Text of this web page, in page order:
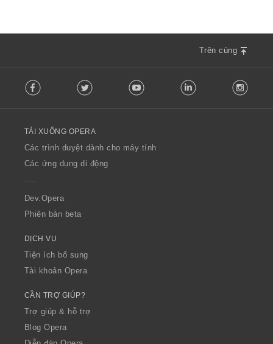
Trên cùng
o
w
O
p
a
Facebook Twitter Youtube LinkedIn
TẢI XUỐNG OPERA
Các trình duyệt dành cho máy tính
Các ứng dụng di động
Dev.Opera
Phiên bản beta
DỊCH VỤ
Tiện ích bổ sung
Tài khoản Opera
CẦN TRỢ GIÚP?
Trợ giúp & hỗ trợ
Blog Opera